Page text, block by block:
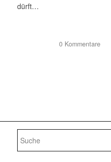
dürft…
0 Kommentare
/